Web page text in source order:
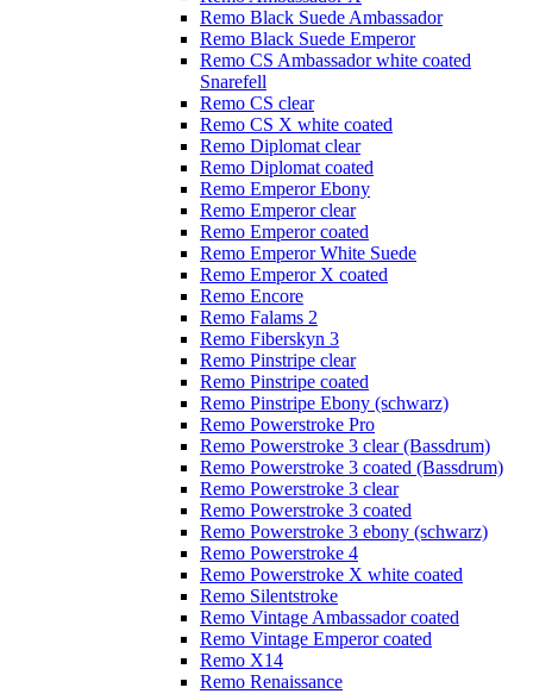
Remo Black Suede Ambassador
Remo Black Suede Emperor
Remo CS Ambassador white coated
Snarefell
Remo CS clear
Remo CS X white coated
Remo Diplomat clear
Remo Diplomat coated
Remo Emperor Ebony
Remo Emperor clear
Remo Emperor coated
Remo Emperor White Suede
Remo Emperor X coated
Remo Encore
Remo Falams 2
Remo Fiberskyn 3
Remo Pinstripe clear
Remo Pinstripe coated
Remo Pinstripe Ebony (schwarz)
Remo Powerstroke Pro
Remo Powerstroke 3 clear (Bassdrum)
Remo Powerstroke 3 coated (Bassdrum)
Remo Powerstroke 3 clear
Remo Powerstroke 3 coated
Remo Powerstroke 3 ebony (schwarz)
Remo Powerstroke 4
Remo Powerstroke X white coated
Remo Silentstroke
Remo Vintage Ambassador coated
Remo Vintage Emperor coated
Remo X14
Remo Renaissance